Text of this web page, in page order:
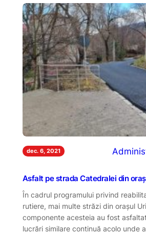
dec. 6, 2021
Asfalt pe strada Catedralei din
În cadrul programului privind
rutiere, mai multe străzi din orașul
componente acesteia au fost
lucrări similare continuă acolo unde